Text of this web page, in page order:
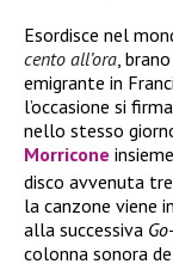
Esordisce nel
cento all’ora ,
emigrante in
l’occasione si
nello stesso
Morricone
disco avvenuta
la canzone viene
alla successiva
colonna sonora